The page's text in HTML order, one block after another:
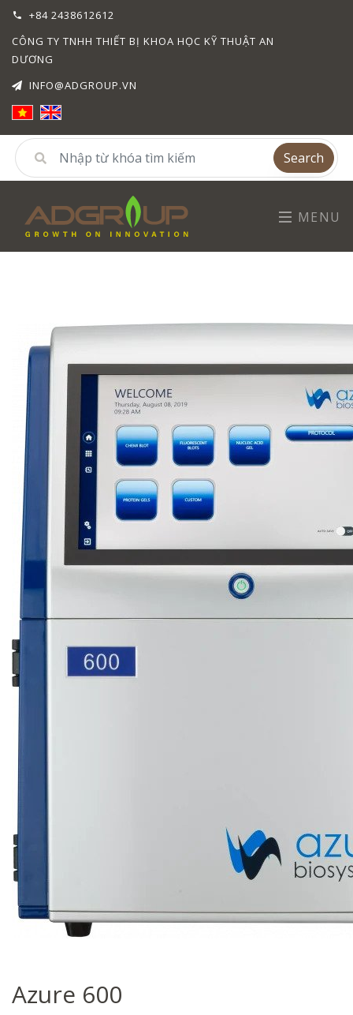
+84 2438612612
CÔNG TY TNHH THIẾT BỊ KHOA HỌC KỸ THUẬT AN
DƯƠNG
INFO@ADGROUP.VN
Search
MENU
Azure 600